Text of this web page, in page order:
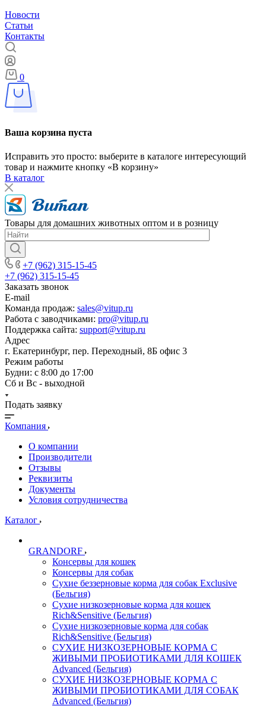
Новости
Статьи
Контакты
0
Ваша корзина пуста
Исправить это просто: выберите в каталоге интересующий
товар и нажмите кнопку «В корзину»
В каталог
Товары для домашних животных оптом и в розницу
+7 (962) 315-15-45
+7 (962) 315-15-45
Заказать звонок
E-mail
Команда продаж: sales@vitup.ru
Работа с заводчиками: pro@vitup.ru
Поддержка сайта: support@vitup.ru
Адрес
г. Екатеринбург, пер. Переходный, 8Б офис 3
Режим работы
Будни: с 8:00 до 17:00
Сб и Вс - выходной
Подать заявку
Компания
О компании
Производители
Отзывы
Реквизиты
Документы
Условия сотрудничества
Каталог
GRANDORF
Консервы для кошек
Консервы для собак
Сухие беззерновые корма для собак Exclusive
(Бельгия)
Сухие низкозерновые корма для кошек
Rich&Sensitive (Бельгия)
Сухие низкозерновые корма для собак
Rich&Sensitive (Бельгия)
СУХИЕ НИЗКОЗЕРНОВЫЕ КОРМА С
ЖИВЫМИ ПРОБИОТИКАМИ ДЛЯ КОШЕК
Advanced (Бельгия)
СУХИЕ НИЗКОЗЕРНОВЫЕ КОРМА С
ЖИВЫМИ ПРОБИОТИКАМИ ДЛЯ СОБАК
Advanced (Бельгия)